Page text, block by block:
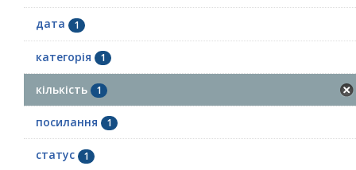
дата 1
категорія 1
кількість 1
посилання 1
статус 1